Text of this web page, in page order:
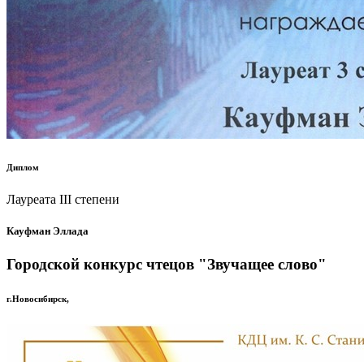
Диплом
Лауреата III степени
Кауфман Эллада
Городской конкурс чтецов "Звучащее слово"
г.Новосибирск,